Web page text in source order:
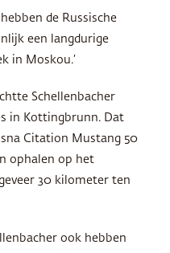
de Russische
een langdurige
in Moskou.’
Schellenbacher
in Kottingbrunn. Dat
Citation Mustang 50
ophalen op het
30 kilometer ten
ook hebben